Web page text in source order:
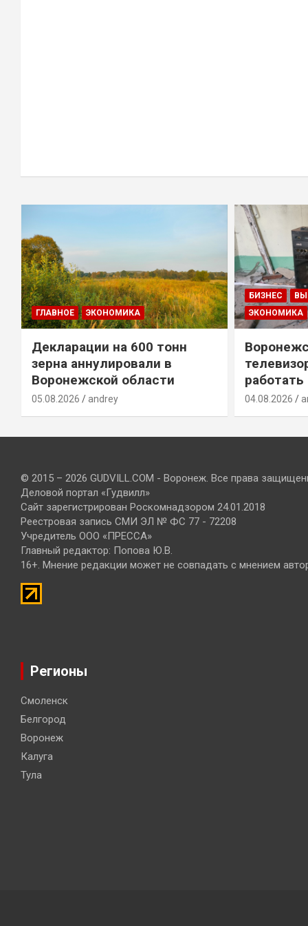
ГЛАВНОЕ ЭКОНОМИКА
Декларации на 600 тонн
зерна аннулировали в
Воронежской области
05.08.2026 andrey
БИЗНЕС
ЭКОНОМИКА
работать
04.08.2026
© 2015 – 2026 GUDVILL.COM - Воронеж. Все права
Деловой портал «Гудвилл»
Сайт зарегистрирован Роскомнадзором 24.01.2018
Реестровая запись СМИ ЭЛ № ФС 77 - 72208
Учредитель ООО «ПРЕССА»
Главный редактор: Попова Ю.В.
16+. Мнение редакции может не совпадать с мнением
Регионы
Смоленск
Белгород
Воронеж
Калуга
Тула